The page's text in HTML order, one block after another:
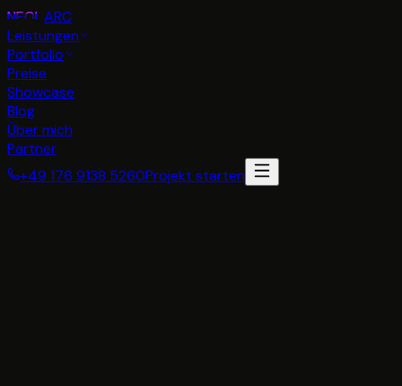
NEON ARC
Leistungen
Portfolio
Preise
Showcase
Blog
Über mich
Partner
+49 176 9138 5260Projekt starten